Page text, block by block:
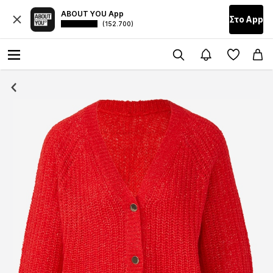
ABOUT YOU App
(152.700) Στο Αpp